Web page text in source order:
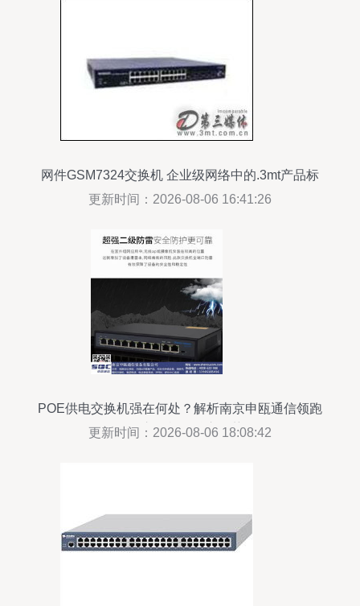
网件GSM7324交换机 企业级网络中的.3mt产品标
杆
更新时间：2026-08-06 16:41:26
POE供电交换机强在何处？解析南京申瓯通信领跑
网络交换机的核心优势
更新时间：2026-08-06 18:08:42